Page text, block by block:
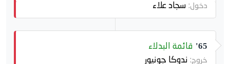
دخول: سجاد علاء
65' قائمة البدلاء
خروج: ندوكا جونيور